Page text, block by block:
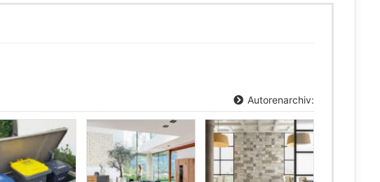
Autorenarchiv: